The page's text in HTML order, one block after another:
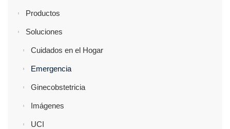
Productos
Soluciones
Cuidados en el Hogar
Emergencia
Ginecobstetricia
Imágenes
UCI